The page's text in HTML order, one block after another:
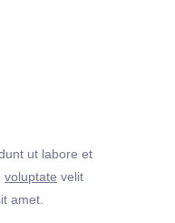
ut labore et
voluptate velit
amet.